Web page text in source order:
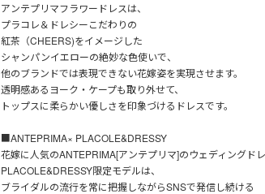
アンテプリマフラワードレスは、
プラコレ＆ドレシーこだわりの
紅茶（CHEERS)をイメージした
シャンパンイエローの絶妙な色使いで、
他のブランドでは表現できない花嫁姿を実現させます。
透明感あるヨーク・ケープも取り外せて、
トップスに柔らかい優しさを印象づけるドレスです。
■ANTEPRIMA× PLACOLE&DRESSY
花嫁に人気のANTEPRIMA[アンテプリマ]のウェディングドレ
PLACOLE&DRESSY限定モデルは、
ブライダルの流行を常に把握しながらSNSで発信し続ける